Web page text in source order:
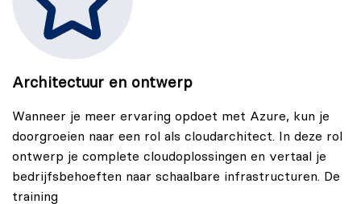
Architectuur en ontwerp
Wanneer je meer ervaring opdoet met Azure, kun je
doorgroeien naar een rol als cloudarchitect. In deze rol
ontwerp je complete cloudoplossingen en vertaal je
bedrijfsbehoeften naar schaalbare infrastructuren. De
training